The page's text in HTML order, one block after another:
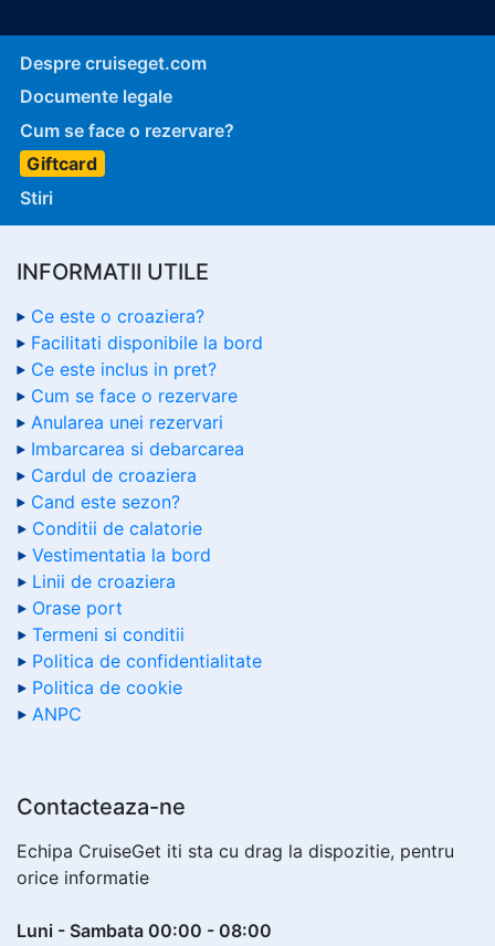
Despre cruiseget.com
Documente legale
Cum se face o rezervare?
Giftcard
Stiri
INFORMATII UTILE
Ce este o croaziera?
Facilitati disponibile la bord
Ce este inclus in pret?
Cum se face o rezervare
Anularea unei rezervari
Imbarcarea si debarcarea
Cardul de croaziera
Cand este sezon?
Conditii de calatorie
Vestimentatia la bord
Linii de croaziera
Orase port
Termeni si conditii
Politica de confidentialitate
Politica de cookie
ANPC
Contacteaza-ne
Echipa CruiseGet iti sta cu drag la dispozitie, pentru
orice informatie
Luni - Sambata 00:00 - 08:00